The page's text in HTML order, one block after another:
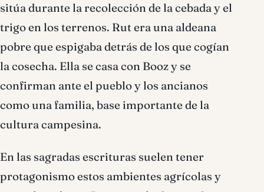
sitúa durante la recolección de la cebada y el
trigo en los terrenos. Rut era una aldeana
pobre que espigaba detrás de los que cogían
la cosecha. Ella se casa con Booz y se
confirman ante el pueblo y los ancianos
como una familia, base importante de la
cultura campesina.
En las sagradas escrituras suelen tener
protagonismo estos ambientes agrícolas y